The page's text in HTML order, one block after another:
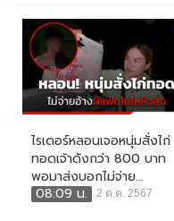
ไรเดอร์หลอนเจอหนุ่มสั่งไก่
ทอดเจ้าดังกว่า 800 บาท
พอมาส่งบอกไม่จ่าย...
08:09 น.
2 ต.ค. 2567